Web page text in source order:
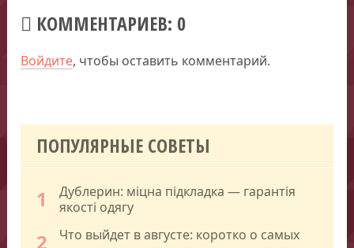
КОММЕНТАРИЕВ: 0
Войдите, чтобы оставить комментарий.
ПОПУЛЯРНЫЕ СОВЕТЫ
1
Дублерин: міцна підкладка — гарантія
якості одягу
2
Что выйдет в августе: коротко о самых